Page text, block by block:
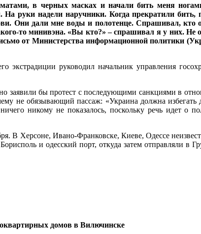
в черных масках и начали бить меня
руки надели наручники. Когда прекратили
Они дали мне воды и полотенце. Спрашивал, кто
то минивэна. «Вы кто?» – спрашивал я у них.
от Министерства информационной политики
руководил начальник управления
бы протест с последующими санкциями в
не обязывающий пассаж: «Украина должна избегать
никому не показалось, поскольку речь идет о
В Херсоне, Ивано-Франковске, Киеве, Одессе
и одесский порт, откуда затем отправляли в
домов в Вилючинске